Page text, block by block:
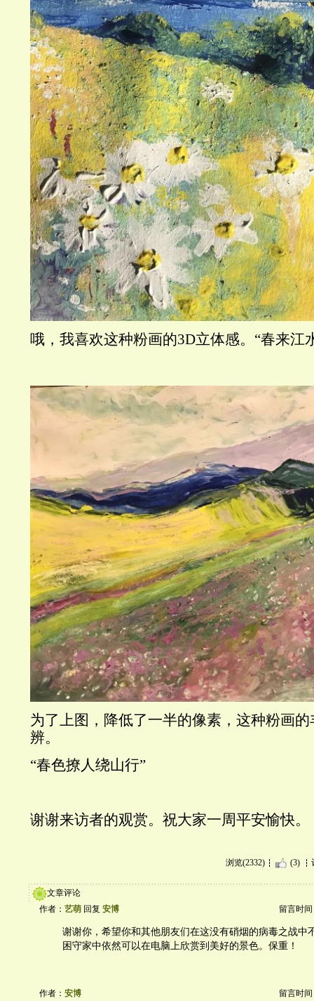
哦，我喜欢这种粉画的3D立体感。“春来江
为了上图，降低了一半的像素，这种粉画
辨。
“春色撩人绕山行”
谢谢来访者的观赏。祝大家一周平安愉快。
浏览(2332) (3)
文章评论
作者： 艺萌 回复 安博 留言时间
谢谢你，希望你和其他朋友们在这没有硝烟的病毒之战中
困守家中依然可以在电脑上欣赏到美好的景色。保重！
作者： 安博 留言时间